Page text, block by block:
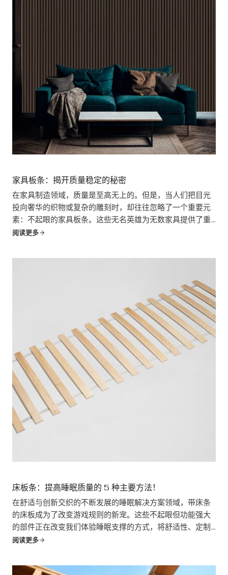
家具板条：揭开质量稳定的秘密
在家具制造领域，质量是至高无上的。但是，当人们把目光
投向奢华的织物或复杂的雕刻时，却往往忽略了一个重要元
素：不起眼的家具板条。这些无名英雄为无数家具提供了重
要的支撑结构，从毛绒绒的床和结实的椅子到优雅的床头板
阅读更多
床板条：提高睡眠质量的 5 种主要方法！
在舒适与创新交织的不断发展的睡眠解决方案领域，带床条
的床板成为了改变游戏规则的新宠。这些不起眼但功能强大
的部件正在改变我们体验睡眠支撑的方式，将舒适性、定制
化和功能性完美地结合在一起。对于床上用品行业的企业来
阅读更多